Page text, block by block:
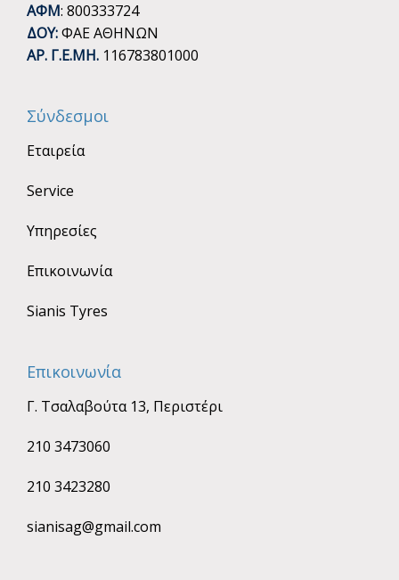
ΑΦΜ: 800333724
ΔΟΥ:ΦΑΕ ΑΘΗΝΩΝ
ΑΡ. Γ.Ε.ΜΗ. 116783801000
Σύνδεσμοι
Εταιρεία
Service
Υπηρεσίες
Επικοινωνία
Sianis Tyres
Επικοινωνία
Γ. Τσαλαβούτα 13, Περιστέρι
210 3473060
210 3423280
sianisag@gmail.com